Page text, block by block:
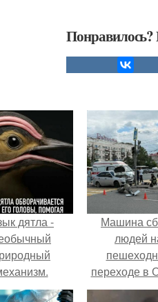
Понравилось?
дятла -
Машина
людей
переходе в